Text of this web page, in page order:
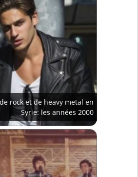
rock et de heavy metal en
Syrie: les années 2000